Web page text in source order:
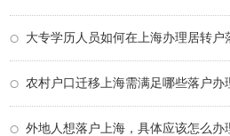
大专学历人员如何在上海办理居转户
农村户口迁移上海需满足哪些落户办
外地人想落户上海，具体应该怎么办